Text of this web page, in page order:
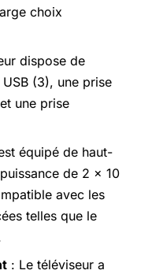
choix
dispose de
(3), une prise
une prise
équipé de haut-
de 2 x 10
avec les
telles que le
: Le téléviseur a